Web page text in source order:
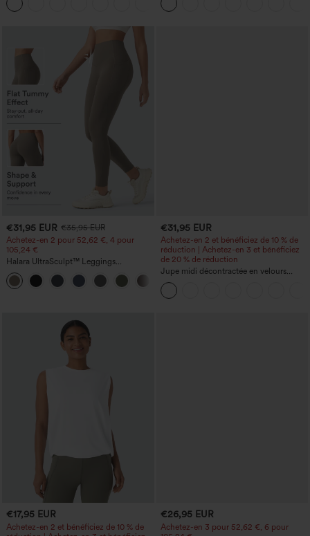
€31,95 EUR €35,95 EUR
Achetez-en 2 pour 52,62 €, 4 pour
105,24 €
Halara UltraSculpt™ Leggings
d'entraînement sculptants taille haute,
effet ventre plat, avec poche
€31,95 EUR
Achetez-en 2 et bénéficiez de 10 % de
réduction | Achetez-en 3 et bénéficiez
de 20 % de réduction
Jupe midi décontractée en velours
côtelé, taille mi-haute, poches avant
latérales à rabat
€17,95 EUR
Achetez-en 2 et bénéficiez de 10 % de
€26,95 EUR
Achetez-en 3 pour 52,62 €, 6 pour